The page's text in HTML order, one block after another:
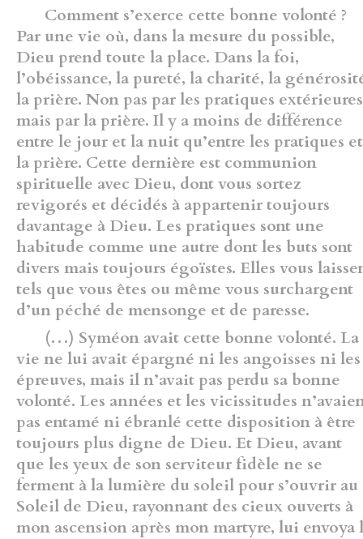
Comment s’exerce cette bonne volonté ?
Par une vie où, dans la mesure du possible,
Dieu prend toute la place. Dans la foi,
l’obéissance, la pureté, la charité, la
la prière. Non pas par les pratiques
mais par la prière. Il y a moins de diffé­rence
entre le jour et la nuit qu’entre les pratiques et
la prière. Cette dernière est communion
spirituelle avec Dieu, dont vous sortez
revigorés et décidés à appartenir toujours
davantage à Dieu. Les pratiques sont une
habitude comme une autre dont les buts sont
divers mais toujours égoïstes. Elles vous
tels que vous êtes ou même vous surchargent
d’un péché de mensonge et de paresse.
(…) Syméon avait cette bonne volonté. La
vie ne lui avait épargné ni les angoisses ni les
épreuves, mais il n’avait pas perdu sa bonne
volonté. Les années et les vicissitudes
pas entamé ni ébranlé cette disposition à être
toujours plus digne de Dieu. Et Dieu, avant
que les yeux de son serviteur fidèle ne se
ferment à la lumière du soleil pour s’ouvrir au
Soleil de Dieu, rayonnant des cieux ouverts à
mon ascension après mon martyre, lui envoya